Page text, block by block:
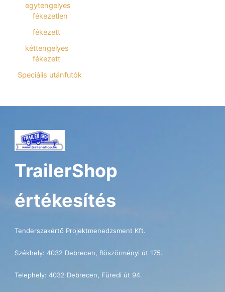
egytengelyes
fékezetlen
fékezett
kéttengelyes
fékezett
Speciális utánfutók
TrailerShop
értékesítés
Tenderszakértő Projektmenedzsment Kft.
Székhely: 4032 Debrecen, Böszörményi út 175.
Telephely: 4032 Debrecen, Füredi út 94.